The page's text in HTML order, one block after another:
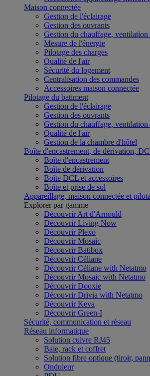
Maison connectée
Gestion de l'éclairage
Gestion des ouvrants
Gestion du chauffage, ventilation
Mesure de l'énergie
Pilotage des charges
Qualité de l'air
Sécurité du logement
Centralisation des commandes
Accessoires maison connectée
Pilotage du batiment
Gestion de l'éclairage
Gestion des ouvrants
Gestion du chauffage, ventilation
Qualité de l'air
Gestion de la chambre d'hôtel
Boîte d'encastrement, de dérivation,
Boîte d'encastrement
Boîte de dérivation
Boîte DCL et accessoires
Boîte et prise de sol
Appareillage, maison connectée et
Explorer par gamme
Découvrir Art d'Arnould
Découvrir Living Now
Découvrir Plexo
Découvrir Mosaic
Découvrir Batibox
Découvrir Céliane
Découvrir Céliane with Netatmo
Découvrir Mosaic with Netatmo
Découvrir Dooxie
Découvrir Drivia with Netatmo
Découvrir Keva
Découvrir Green-I
Sécurité, communication et réseau
Réseau informatique
Solution cuivre RJ45
Baie, rack et coffret
Solution fibre optique (tiroir,
Onduleur